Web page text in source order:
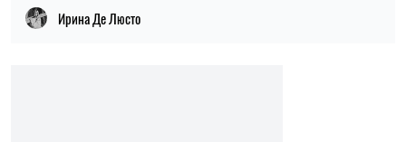
Ирина Де Люсто